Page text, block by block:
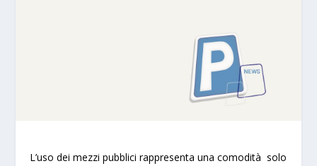
L’uso dei mezzi pubblici rappresenta una comoditàsolo